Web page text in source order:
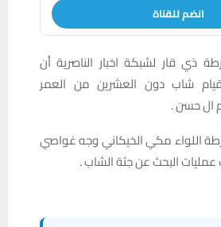
انضم للقناة
ذي قار لشبكة اخبار الناصرية أن
قيام شاب دون العشرين من العمر
ال حسن .
اللواء مكي الخيكاني وجه غواصي
البحث عن جثة الشاب .